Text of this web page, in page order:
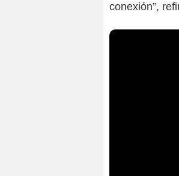
conexión”,